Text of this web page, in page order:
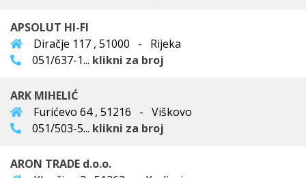
APSOLUT HI-FI
Diračje 117 , 51000 - Rijeka
051/637-1... klikni za broj
ARK MIHELIĆ
Furićevo 64 , 51216 - Viškovo
051/503-5... klikni za broj
ARON TRADE d.o.o.